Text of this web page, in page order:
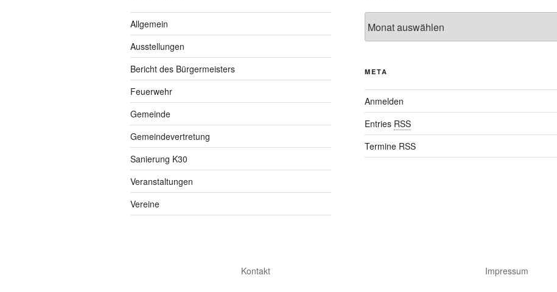
Allgemein
Ausstellungen
Bericht des Bürgermeisters
Feuerwehr
Gemeinde
Gemeindevertretung
Sanierung K30
Veranstaltungen
Vereine
META
Anmelden
Entries RSS
Termine RSS
Kontakt Impressum